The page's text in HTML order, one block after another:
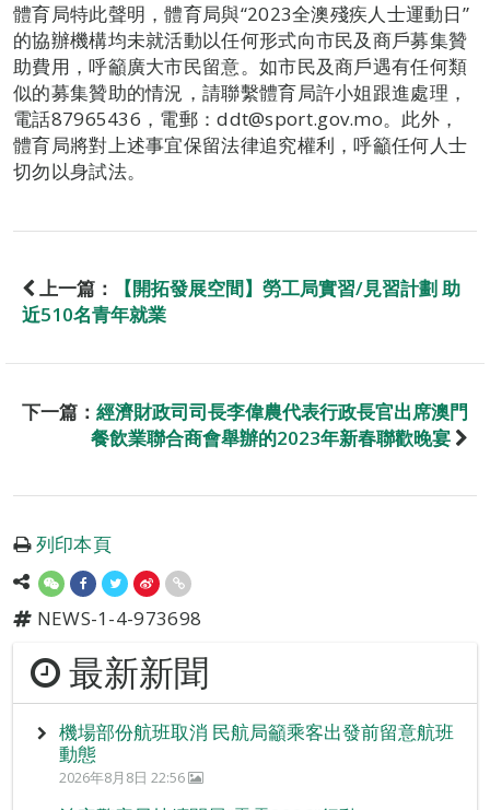
體育局特此聲明，體育局與“2023全澳殘疾人士運動日”
的協辦機構均未就活動以任何形式向市民及商戶募集贊
助費用，呼籲廣大市民留意。如市民及商戶遇有任何類
似的募集贊助的情況，請聯繫體育局許小姐跟進處理，
電話87965436，電郵：ddt@sport.gov.mo。此外，
體育局將對上述事宜保留法律追究權利，呼籲任何人士
切勿以身試法。
上一篇：
【開拓發展空間】勞工局實習/見習計劃 助
近510名青年就業
下一篇： 經濟財政司司長李偉農代表行政長官出席澳門
餐飲業聯合商會舉辦的2023年新春聯歡晚宴
列印本頁
NEWS-1-4-973698
最新新聞
機場部份航班取消 民航局籲乘客出發前留意航班
動態
2026年8月8日 22:56